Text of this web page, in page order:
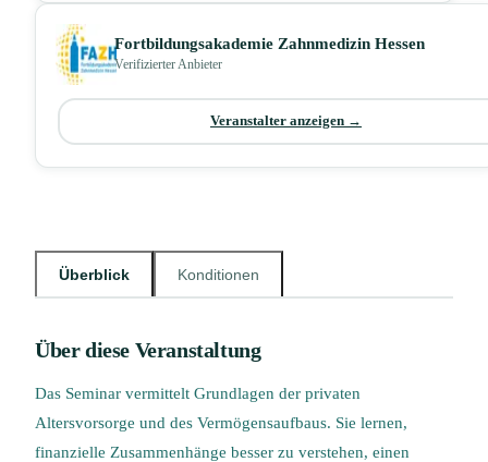
Überblick Konditionen
Über diese Veranstaltung
Das Seminar vermittelt Grundlagen der privaten
Altersvorsorge und des Vermögensaufbaus. Sie lernen,
finanzielle Zusammenhänge besser zu verstehen, einen
Fortbildungsakademie Zahnmedizin Hessen
Verifizierter Anbieter
Veranstalter anzeigen →